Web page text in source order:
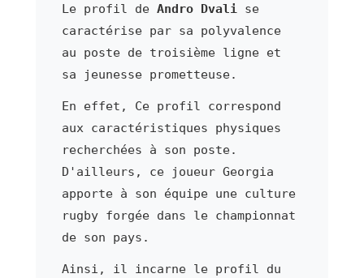
Le profil de Andro Dvalise
caractérise par sa polyvalence
au poste de troisième ligne et
sa jeunesse prometteuse.
En effet, Ce profil correspond
aux caractéristiques physiques
recherchées à son poste.
D'ailleurs, ce joueur Georgia
apporte à son équipe une culture
rugby forgée dans le championnat
de son pays.
Ainsi, il incarne le profil du